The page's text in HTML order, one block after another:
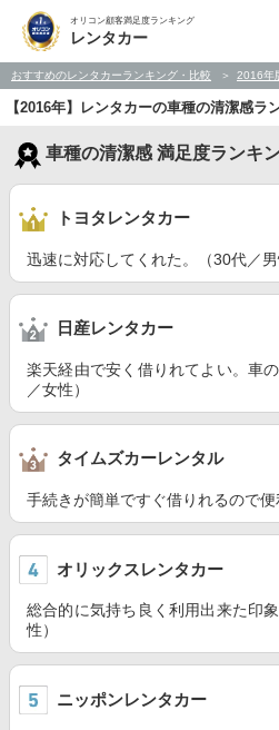
オリコン顧客満足度ランキング
レンタカー
おすすめのレンタカーランキング・比較 2016年
【2016年】レンタカーの車種の清潔感ラ
車種の清潔感 満足度ランキ
トヨタレンタカー
迅速に対応してくれた。（30代／男
日産レンタカー
楽天経由で安く借りれてよい。車
／女性）
タイムズカーレンタル
手続きが簡単ですぐ借りれるので便
オリックスレンタカー
総合的に気持ち良く利用出来た印
性）
ニッポンレンタカー